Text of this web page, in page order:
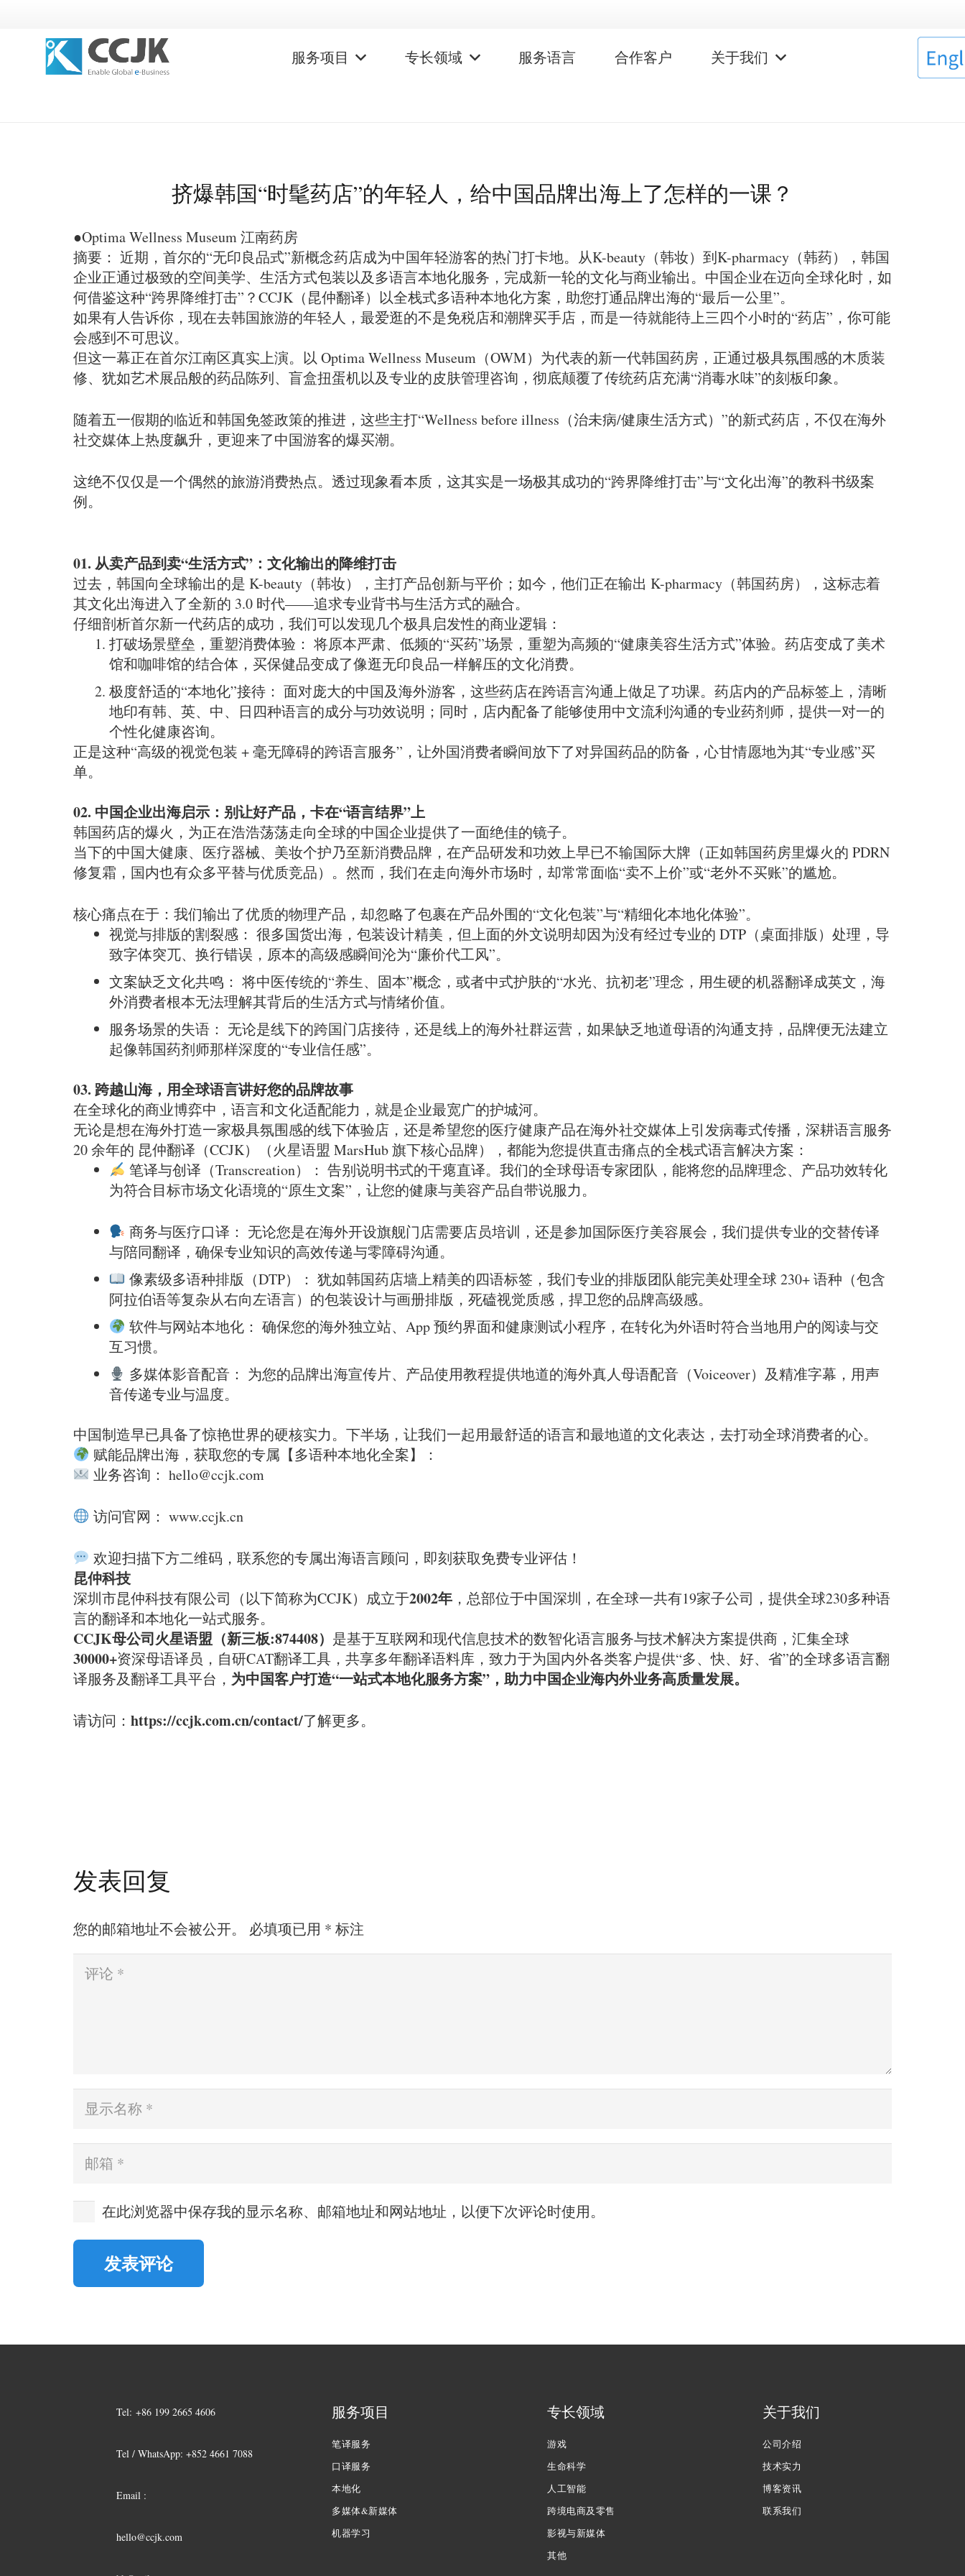
服务项目 专长领域 服务语言 合作客户 关于我们
挤爆韩国“时髦药店”的年轻人，给中国品牌出海上了怎样的一课？
●Optima Wellness Museum 江南药房
摘要： 近期，首尔的“无印良品式”新概念药店成为中国年轻游客的热门打卡地。从K-beauty（韩妆）到K-pharmacy（韩药），韩国
企业正通过极致的空间美学、生活方式包装以及多语言本地化服务，完成新一轮的文化与商业输出。中国企业在迈向全球化时，如
何借鉴这种“跨界降维打击”？CCJK（昆仲翻译）以全栈式多语种本地化方案，助您打通品牌出海的“最后一公里”。
如果有人告诉你，现在去韩国旅游的年轻人，最爱逛的不是免税店和潮牌买手店，而是一待就能待上三四个小时的“药店”，你可能
会感到不可思议。
但这一幕正在首尔江南区真实上演。以 Optima Wellness Museum（OWM）为代表的新一代韩国药房，正通过极具氛围感的木质装
修、犹如艺术展品般的药品陈列、盲盒扭蛋机以及专业的皮肤管理咨询，彻底颠覆了传统药店充满“消毒水味”的刻板印象。
随着五一假期的临近和韩国免签政策的推进，这些主打“Wellness before illness（治未病/健康生活方式）”的新式药店，不仅在海外
社交媒体上热度飙升，更迎来了中国游客的爆买潮。
这绝不仅仅是一个偶然的旅游消费热点。透过现象看本质，这其实是一场极其成功的“跨界降维打击”与“文化出海”的教科书级案
例。
01. 从卖产品到卖“生活方式”：文化输出的降维打击
过去，韩国向全球输出的是 K-beauty（韩妆），主打产品创新与平价；如今，他们正在输出 K-pharmacy（韩国药房），这标志着
其文化出海进入了全新的 3.0 时代——追求专业背书与生活方式的融合。
仔细剖析首尔新一代药店的成功，我们可以发现几个极具启发性的商业逻辑：
打破场景壁垒，重塑消费体验： 将原本严肃、低频的“买药”场景，重塑为高频的“健康美容生活方式”体验。药店变成了美术
馆和咖啡馆的结合体，买保健品变成了像逛无印良品一样解压的文化消费。
极度舒适的“本地化”接待： 面对庞大的中国及海外游客，这些药店在跨语言沟通上做足了功课。药店内的产品标签上，清晰
地印有韩、英、中、日四种语言的成分与功效说明；同时，店内配备了能够使用中文流利沟通的专业药剂师，提供一对一的
个性化健康咨询。
正是这种“高级的视觉包装 + 毫无障碍的跨语言服务”，让外国消费者瞬间放下了对异国药品的防备，心甘情愿地为其“专业感”买
单。
02. 中国企业出海启示：别让好产品，卡在“语言结界”上
韩国药店的爆火，为正在浩浩荡荡走向全球的中国企业提供了一面绝佳的镜子。
当下的中国大健康、医疗器械、美妆个护乃至新消费品牌，在产品研发和功效上早已不输国际大牌（正如韩国药房里爆火的 PDRN
修复霜，国内也有众多平替与优质竞品）。然而，我们在走向海外市场时，却常常面临“卖不上价”或“老外不买账”的尴尬。
核心痛点在于：我们输出了优质的物理产品，却忽略了包裹在产品外围的“文化包装”与“精细化本地化体验”。
视觉与排版的割裂感： 很多国货出海，包装设计精美，但上面的外文说明却因为没有经过专业的 DTP（桌面排版）处理，导
致字体突兀、换行错误，原本的高级感瞬间沦为“廉价代工风”。
文案缺乏文化共鸣： 将中医传统的“养生、固本”概念，或者中式护肤的“水光、抗初老”理念，用生硬的机器翻译成英文，海
外消费者根本无法理解其背后的生活方式与情绪价值。
服务场景的失语： 无论是线下的跨国门店接待，还是线上的海外社群运营，如果缺乏地道母语的沟通支持，品牌便无法建立
起像韩国药剂师那样深度的“专业信任感”。
03. 跨越山海，用全球语言讲好您的品牌故事
在全球化的商业博弈中，语言和文化适配能力，就是企业最宽广的护城河。
无论是想在海外打造一家极具氛围感的线下体验店，还是希望您的医疗健康产品在海外社交媒体上引发病毒式传播，深耕语言服务
20 余年的 昆仲翻译（CCJK）（火星语盟 MarsHub 旗下核心品牌），都能为您提供直击痛点的全栈式语言解决方案：
笔译与创译（Transcreation）： 告别说明书式的干瘪直译。我们的全球母语专家团队，能将您的品牌理念、产品功效转化
为符合目标市场文化语境的“原生文案”，让您的健康与美容产品自带说服力。
商务与医疗口译： 无论您是在海外开设旗舰门店需要店员培训，还是参加国际医疗美容展会，我们提供专业的交替传译
与陪同翻译，确保专业知识的高效传递与零障碍沟通。
像素级多语种排版（DTP）： 犹如韩国药店墙上精美的四语标签，我们专业的排版团队能完美处理全球 230+ 语种（包含
阿拉伯语等复杂从右向左语言）的包装设计与画册排版，死磕视觉质感，捍卫您的品牌高级感。
软件与网站本地化： 确保您的海外独立站、App 预约界面和健康测试小程序，在转化为外语时符合当地用户的阅读与交
互习惯。
多媒体影音配音： 为您的品牌出海宣传片、产品使用教程提供地道的海外真人母语配音（Voiceover）及精准字幕，用声
音传递专业与温度。
中国制造早已具备了惊艳世界的硬核实力。下半场，让我们一起用最舒适的语言和最地道的文化表达，去打动全球消费者的心。
赋能品牌出海，获取您的专属【多语种本地化全案】：
业务咨询： hello@ccjk.com
访问官网： www.ccjk.cn
欢迎扫描下方二维码，联系您的专属出海语言顾问，即刻获取免费专业评估！
昆仲科技
深圳市昆仲科技有限公司（以下简称为CCJK）成立于2002年 ，总部位于中国深圳，在全球一共有19家子公司，提供全球230多种语
言的翻译和本地化一站式服务。
CCJK母公司火星语盟（新三板:874408） 是基于互联网和现代信息技术的数智化语言服务与技术解决方案提供商，汇集全球
30000+资深母语译员，自研CAT翻译工具，共享多年翻译语料库，致力于为国内外各类客户提供“多、快、好、省”的全球多语言翻
译服务及翻译工具平台， 为中国客户打造“一站式本地化服务方案”，助力中国企业海内外业务高质量发展。
请访问： https://ccjk.com.cn/contact/了解更多。
发表回复
您的邮箱地址不会被公开。 必填项已用 * 标注
在此浏览器中保存我的显示名称、邮箱地址和网站地址，以便下次评论时使用。
发表评论
Tel: +86 199 2665 4606
Tel / WhatsApp: +852 4661 7088
Email :
hello@ccjk.com
服务项目
笔译服务
口译服务
本地化
多媒体&新媒体
机器学习
专长领域
游戏
生命科学
人工智能
跨境电商及零售
影视与新媒体
其他
关于我们
公司介绍
技术实力
博客资讯
联系我们